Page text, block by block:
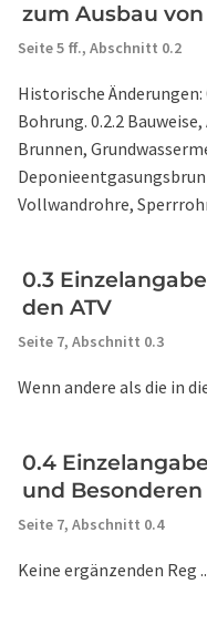
zum Ausbau
Seite 5 ff., Abschnitt 0.2
Historische Änderungen:
Bohrung. 0.2.2
Brunnen,
Vollwandrohre,
0.3
den ATV
Seite 7, Abschnitt 0.3
Wenn andere als die in
0.4
und
Seite 7, Abschnitt 0.4
Keine ergänzenden Reg